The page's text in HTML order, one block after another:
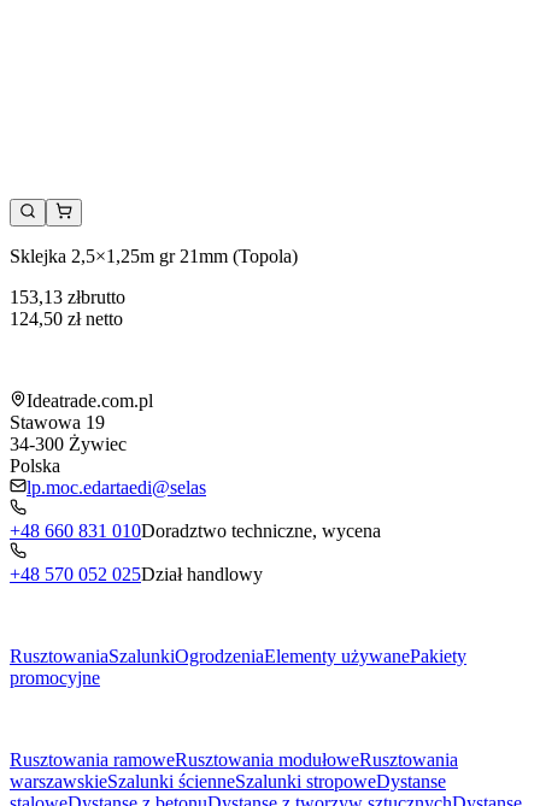
Sklejka 2,5×1,25m gr 21mm (Topola)
153,13 złbrutto
124,50 zł netto
Ideatrade.com.pl
Stawowa 19
34-300 Żywiec
Polska
lp.moc.edartaedi@selas
+48 660 831 010Doradztwo techniczne, wycena
+48 570 052 025Dział handlowy
RusztowaniaSzalunkiOgrodzeniaElementy używanePakiety
promocyjne
Rusztowania ramoweRusztowania modułoweRusztowania
warszawskieSzalunki ścienneSzalunki stropoweDystanse